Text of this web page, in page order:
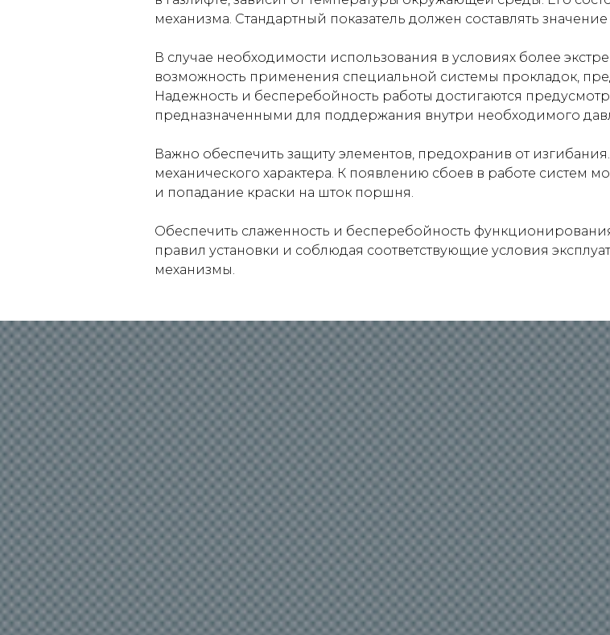
механизма. Стандартный показатель должен составлять
В случае необходимости использования в условиях более
возможность применения специальной системы прокладок,
Надежность и бесперебойность работы достигаются
предназначенными для поддержания внутри необходимого
Важно обеспечить защиту элементов, предохранив от
механического характера. К появлению сбоев в работе систем
и попадание краски на шток поршня.
Обеспечить слаженность и бесперебойность
правил установки и соблюдая соответствующие условия
механизмы.